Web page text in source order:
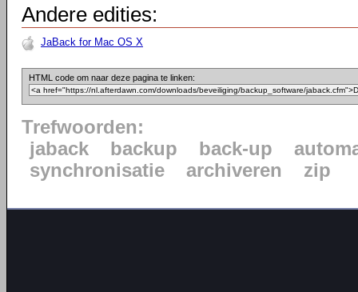
Andere edities:
JaBack for Mac OS X
HTML code om naar deze pagina te linken:
Trefwoorden:
jaback
backup back-up
synchronisatie
archiveren zip